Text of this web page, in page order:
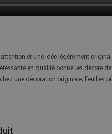
et une idée légèrement
en qualité bonne les décore
une décoration originale, Feuilles